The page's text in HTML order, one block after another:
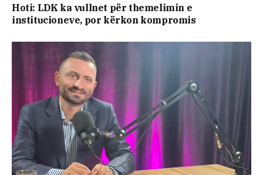
Hoti: LDK ka vullnet për themelimin e
institucioneve, por kërkon kompromis